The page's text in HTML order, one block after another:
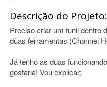
Descrição do Projeto:
Preciso criar um funil dentro
duas ferramentas (Channel
Já tenho as duas
gostaria! Vou explicar: